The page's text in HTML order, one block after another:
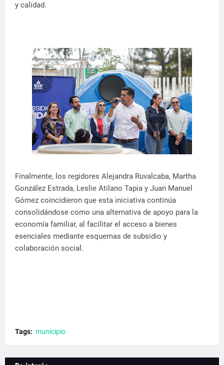
y calidad.
Finalmente, los regidores Alejandra Ruvalcaba, Martha
González Estrada, Leslie Atilano Tapia y Juan Manuel
Gómez coincidieron que esta iniciativa continúa
consolidándose como una alternativa de apoyo para la
economía familiar, al facilitar el acceso a bienes
esenciales mediante esquemas de subsidio y
colaboración social.
Tags: municipio